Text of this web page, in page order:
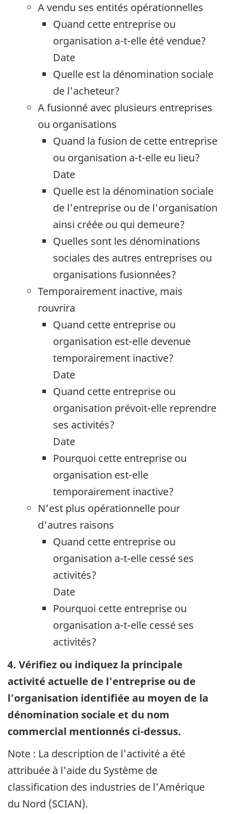
A vendu ses entités opérationnelles
Quand cette entreprise ou
organisation a-t-elle été vendue?
Date
Quelle est la dénomination sociale
de l'acheteur?
A fusionné avec plusieurs entreprises
ou organisations
Quand la fusion de cette entreprise
ou organisation a-t-elle eu lieu?
Date
Quelle est la dénomination sociale
de l'entreprise ou de l'organisation
ainsi créée ou qui demeure?
Quelles sont les dénominations
sociales des autres entreprises ou
organisations fusionnées?
Temporairement inactive, mais
rouvrira
Quand cette entreprise ou
organisation est-elle devenue
temporairement inactive?
Date
Quand cette entreprise ou
organisation prévoit-elle reprendre
ses activités?
Date
Pourquoi cette entreprise ou
organisation est-elle
temporairement inactive?
N'est plus opérationnelle pour
d'autres raisons
Quand cette entreprise ou
organisation a-t-elle cessé ses
activités?
Date
Pourquoi cette entreprise ou
organisation a-t-elle cessé ses
activités?
4. Vérifiez ou indiquez la principale
activité actuelle de l'entreprise ou de
l'organisation identifiée au moyen de la
dénomination sociale et du nom
commercial mentionnés ci-dessus.
Note : La description de l'activité a été
attribuée à l'aide du Système de
classification des industries de l'Amérique
du Nord (SCIAN).